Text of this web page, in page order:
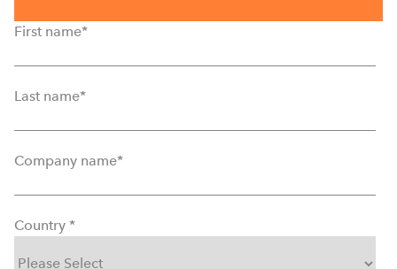
First name*
Last name*
Company name*
Country *